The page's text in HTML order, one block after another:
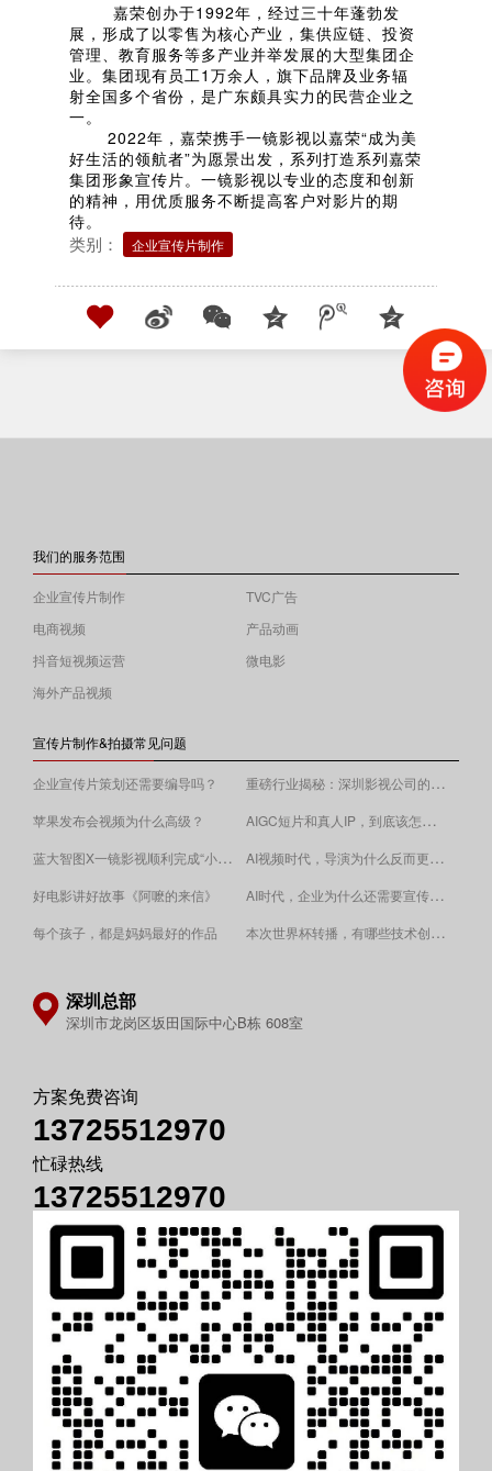
嘉荣创办于1992年，经过三十年蓬勃发
展，形成了以零售为核心产业，集供应链、投资
管理、教育服务等多产业并举发展的大型集团企
业。集团现有员工1万余人，旗下品牌及业务辐
射全国多个省份，是广东颇具实力的民营企业之
一。
2022年，嘉荣携手一镜影视以嘉荣“成为美
好生活的领航者”为愿景出发，系列打造系列嘉荣
集团形象宣传片。一镜影视以专业的态度和创新
的精神，用优质服务不断提高客户对影片的期
待。
类别： 企业宣传片制作
我们的服务范围
企业宣传片制作
TVC广告
电商视频
产品动画
抖音短视频运营
微电影
海外产品视频
宣传片制作&拍摄常见问题
企业宣传片策划还需要编导吗？ 重磅行业揭秘：深圳影视公司的收费逻辑！
苹果发布会视频为什么高级？
AIGC短片和真人IP，到底该怎么选？
蓝大智图X一镜影视顺利完成“小蓝本”广告影片拍摄制作。
AI视频时代，导演为什么反而更重要？
好电影讲好故事《阿嚒的来信》 AI时代，企业为什么还需要宣传片？
每个孩子，都是妈妈最好的作品 ​本次世界杯转播，有哪些技术创新值得关注？
深圳总部
深圳市龙岗区坂田国际中心B栋 608室
方案免费咨询
13725512970
忙碌热线
13725512970